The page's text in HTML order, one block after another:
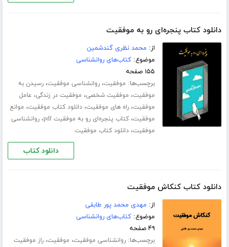
دانلود کتاب پنجره‌ای رو به موفقیت
از: محمد نظری گندشمین
موضوع:کتاب‌های روانشناسی
۱۵۵ صفحه
برچسب‌ها: موفقیت،روانشناسی موفقیت،رسیدن به
موفقیت، موفقیت شخصی، موفقیت در زندگی، عامل
موفقیت،راه های موفقیت،دانلود کتاب موفقیت، موانع
موفقیت،کتاب پنجره‌ای رو به موفقیت pdf ،روانشناسی
موفقیت،دانلود کتاب موفقیت
دانلود کتاب
دانلود کتاب کنکاش موفقیت
از: مهدی محمد پور طابقی
موضوع:کتاب‌های روانشناسی
۴۹ صفحه
برچسب‌ها:روانشناسی موفقیت، موفقیت،راز موفقیت